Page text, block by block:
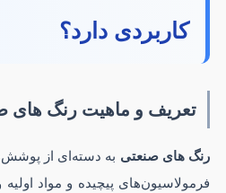
کاربردی دارد؟
تعریف و ماهیت رنگ های
رنگ های صنعتی به دسته‌ای از
فرمولاسیون‌های پیچیده و مواد